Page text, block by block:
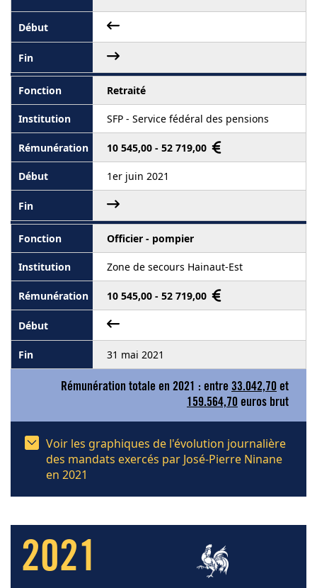
Retraité
SFP - Service fédéral des pensions
10 545,00 - 52 719,00
1er juin 2021
Officier - pompier
Zone de secours Hainaut-Est
10 545,00 - 52 719,00
31 mai 2021
Rémunération totale en 2021 : entre 33.042,70 et
159.564,70 euros brut
Voir les graphiques de l'évolution journalière
des mandats exercés par José-Pierre Ninane
en 2021
2021